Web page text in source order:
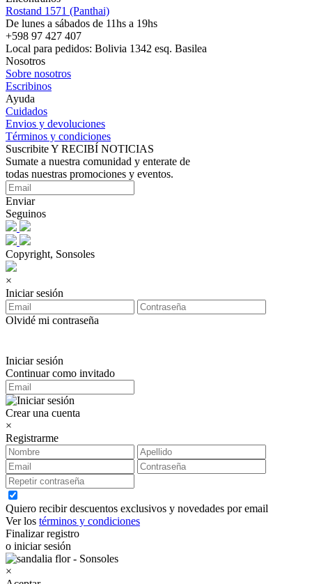
Rostand 1571 (Panthai)
De lunes a sábados de 11hs a 19hs
+598 97 427 407
Local para pedidos: Bolivia 1342 esq. Basilea
Nosotros
Sobre nosotros
Escribinos
Ayuda
Cuidados
Envios y devoluciones
Términos y condiciones
Suscribite Y RECIBÍ NOTICIAS
Sumate a nuestra comunidad y enterate de
todas nuestras promociones y eventos.
Enviar
Seguinos
Copyright, Sonsoles
×
Iniciar sesión
Olvidé mi contraseña
Iniciar sesión
Continuar como invitado
Crear una cuenta
×
Registrarme
Quiero recibir descuentos exclusivos y novedades por email
Ver los términos y condiciones
Finalizar registro
o iniciar sesión
×